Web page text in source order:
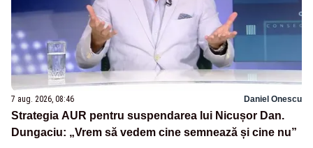
7 aug. 2026, 08:46 Daniel Onescu
Strategia AUR pentru suspendarea lui Nicușor Dan.
Dungaciu: „Vrem să vedem cine semnează și cine nu”